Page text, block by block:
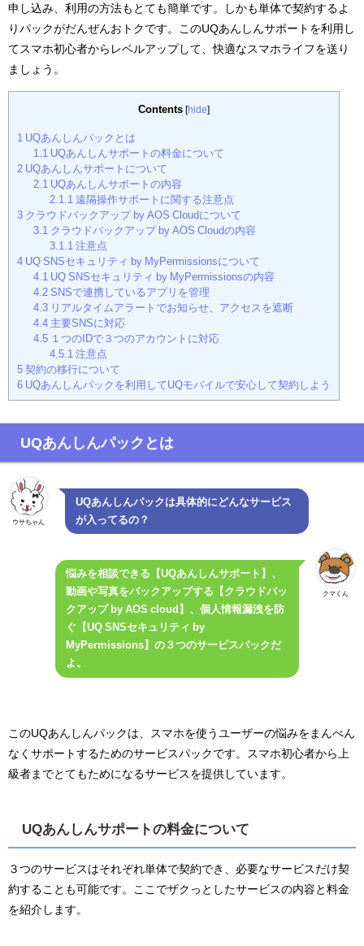
申し込み、利用の方法もとても簡単です。しかも単体で契約するよ
りパックがだんぜんおトクです。このUQあんしんサポートを利用し
てスマホ初心者からレベルアップして、快適なスマホライフを送り
ましょう。
Contents hide
1 UQあんしんパックとは
1.1 UQあんしんサポートの料金について
2 UQあんしんサポートについて
2.1 UQあんしんサポートの内容
2.1.1 遠隔操作サポートに関する注意点
3 クラウドバックアップ by AOS Cloudについて
3.1 クラウドバックアップ by AOS Cloudの内容
3.1.1 注意点
4 UQ SNSセキュリティ by MyPermissionsについて
4.1 UQ SNSセキュリティ by MyPermissionsの内容
4.2SNSで連携しているアプリを管理
4.3リアルタイムアラートでお知らせ、アクセスを遮断
4.4主要SNSに対応
4.5１つのIDで３つのアカウントに対応
4.5.1 注意点
5 契約の移行について
6 UQあんしんパックを利用してUQモバイルで安心して契約しよう
UQあんしんパックとは
ウサちゃん
UQあんしんパックは具体的にどんなサービス
が入ってるの？
クマくん
悩みを相談できる【UQあんしんサポート】、
動画や写真をバックアップする【クラウドバッ
クアップ by AOS cloud】、個人情報漏洩を防
ぐ【UQ SNSセキュリティ by
MyPermissions】の３つのサービスパックだ
よ。
このUQあんしんパックは、スマホを使うユーザーの悩みをまんべん
なくサポートするためのサービスパックです。スマホ初心者から上
級者までとてもためになるサービスを提供しています。
UQあんしんサポートの料金について
３つのサービスはそれぞれ単体で契約でき、必要なサービスだけ契
約することも可能です。ここでザクっとしたサービスの内容と料金
を紹介します。